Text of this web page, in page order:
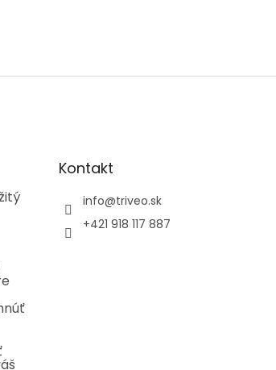
Kontakt
info@triveo.sk
+421 918 117 887